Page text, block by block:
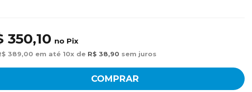
350,10 no Pix
389,00 em até 10x de R$ 38,90 sem juros
COMPRAR